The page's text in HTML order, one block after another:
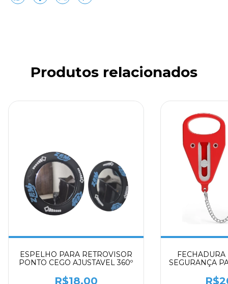
Produtos relacionados
ESPELHO PARA RETROVISOR
PONTO CEGO AJUSTAVEL 360º
R$18,00
SEGURANÇA
DE